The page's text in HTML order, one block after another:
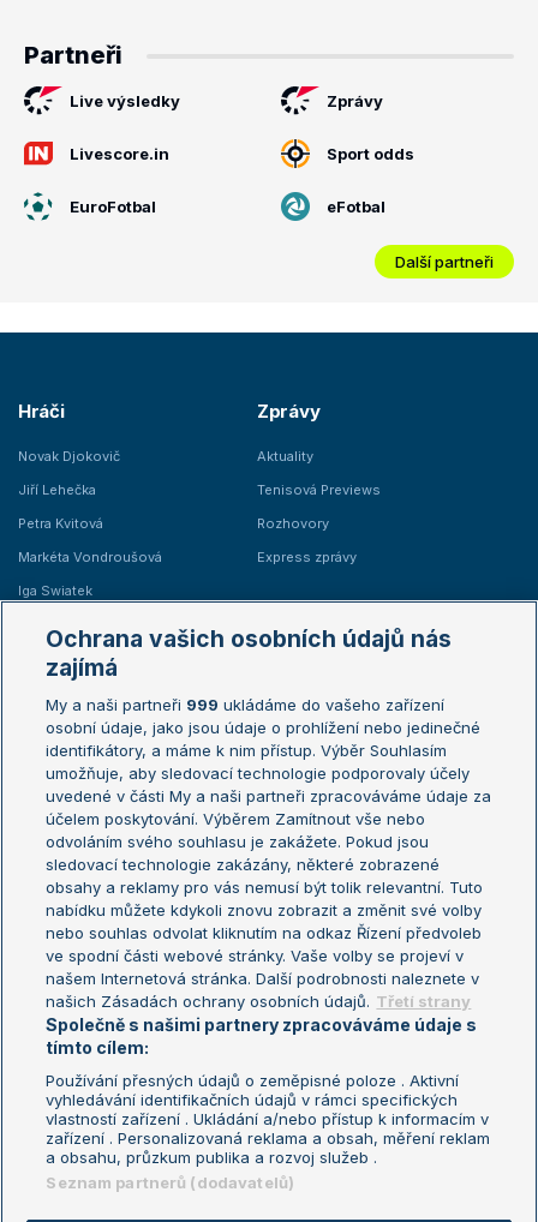
Partneři
Live výsledky Zprávy
Livescore.in Sport odds
EuroFotbal eFotbal
Další partneři
Hráči
Novak Djokovič
Jiří Lehečka
Petra Kvitová
Markéta Vondroušová
Iga Swiatek
Zprávy
Aktuality
Tenisová Previews
Rozhovory
Express zprávy
Žebříčky
Žebříček ATP (muži)
Žebříček WTA (ženy)
Sázkařský žebříček
Australian Open
French Open
Wimbledon
US Open
Turnaj mistrů
Turnaj mistryň
Aktualní trendy
Fotbalové přestupy
Livesport Daily
LS Prague Open
Podmínky užití
Nastavení soukromí
GDPR a žurnalistika
Reklama
Kontakt
Informace o zpracování osobních
údajů
Ochrana vašich osobních údajů nás
zajímá
My a naši partneři 999 ukládáme do vašeho zařízení
osobní údaje, jako jsou údaje o prohlížení nebo jedinečné
identifikátory, a máme k nim přístup. Výběr Souhlasím
umožňuje, aby sledovací technologie podporovaly účely
uvedené v části My a naši partneři zpracováváme údaje za
účelem poskytování. Výběrem Zamítnout vše nebo
odvoláním svého souhlasu je zakážete. Pokud jsou
sledovací technologie zakázány, některé zobrazené
obsahy a reklamy pro vás nemusí být tolik relevantní. Tuto
nabídku můžete kdykoli znovu zobrazit a změnit své volby
nebo souhlas odvolat kliknutím na odkaz Řízení předvoleb
ve spodní části webové stránky. Vaše volby se projeví v
našem Internetová stránka. Další podrobnosti naleznete v
našich Zásadách ochrany osobních údajů. Třetí strany
Společně s našimi partnery zpracováváme údaje s
tímto cílem:
Používání přesných údajů o zeměpisné poloze . Aktivní
vyhledávání identifikačních údajů v rámci specifických
vlastností zařízení . Ukládání a/nebo přístup k informacím v
zařízení . Personalizovaná reklama a obsah, měření reklam
a obsahu, průzkum publika a rozvoj služeb .
Seznam partnerů (dodavatelů)